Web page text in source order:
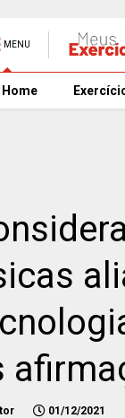
MENU
Home
01/12/2021